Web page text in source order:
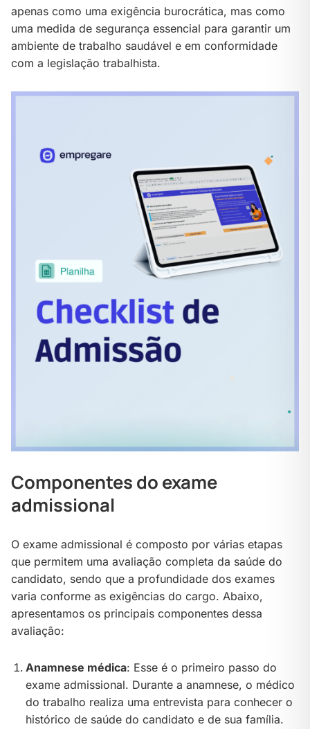
apenas como uma exigência burocrática, mas como
uma medida de segurança essencial para garantir um
ambiente de trabalho saudável e em conformidade
com a legislação trabalhista.
Componentes do exame
admissional
O exame admissional é composto por várias etapas
que permitem uma avaliação completa da saúde do
candidato, sendo que a profundidade dos exames
varia conforme as exigências do cargo. Abaixo,
apresentamos os principais componentes dessa
avaliação:
Anamnese médica: Esse é o primeiro passo do
exame admissional. Durante a anamnese, o médico
do trabalho realiza uma entrevista para conhecer o
histórico de saúde do candidato e de sua família.